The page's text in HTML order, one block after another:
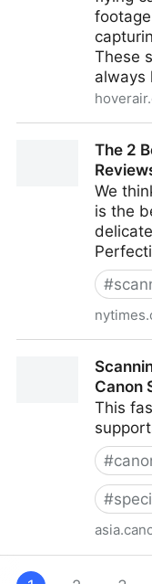
These
always
Camera Drone –
The 2
We
is the
#
Canon
This
#
#